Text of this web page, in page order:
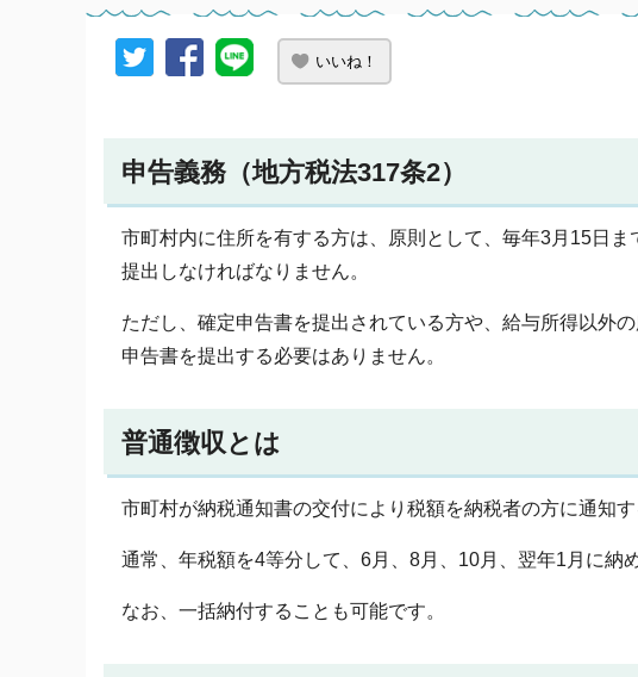
いいね！
申告義務（地方税法317条2）
市町村内に住所を有する方は、原則として、毎年3月15日
提出しなければなりません。
ただし、確定申告書を提出されている方や、給与所得以外
申告書を提出する必要はありません。
普通徴収とは
市町村が納税通知書の交付により税額を納税者の方に通知
通常、年税額を4等分して、6月、8月、10月、翌年1月に納
なお、一括納付することも可能です。